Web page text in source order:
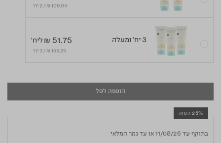
109.04 ₪ / 2 יח׳
3 יח' ומעלה ליח' ₪ 51.75
155.25 ₪ / 3 יח׳
הוספה לסל
25% הנחה
בתוקף עד 11/08/26 או עד גמר המלאי